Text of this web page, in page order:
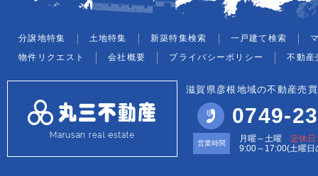
分譲地特集 土地特集 新築特集検索 一戸建て検索
物件リクエスト
会社概要 プライバシーポリシー 不動産
滋賀県彦根地域の不動産売
0749-
営業時間 月曜～土曜 定休
9:00～17:00(土曜日